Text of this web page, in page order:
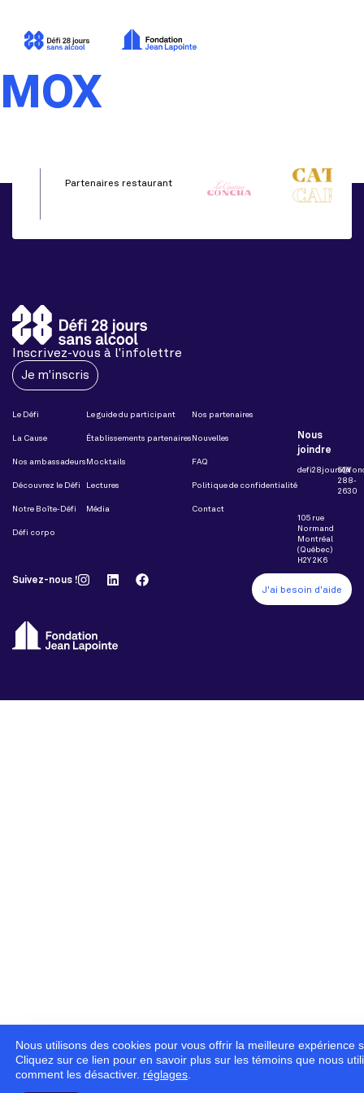
MOX
Partenaires restaurant
Inscrivez-vous à l'infolettre
Je m'inscris
Le Défi
La Cause
Nos ambassadeurs
Découvrez le Défi
Notre Boîte-Défi
Défi corpo
Le guide du participant
Établissements partenaires
Mocktails
Lectures
Média
Nos partenaires
Nouvelles
FAQ
Politique de confidentialité
Contact
Nous
joindre
514
288-
2630
105 rue
Normand
Montréal
(Québec)
H2Y 2K6
Suivez-nous !
J'ai besoin d'aide
Nous utilisons des cookies pour vous offrir la meilleure expérience
Cliquez sur ce lien pour en savoir plus sur les témoins que nous
comment les désactiver. réglages